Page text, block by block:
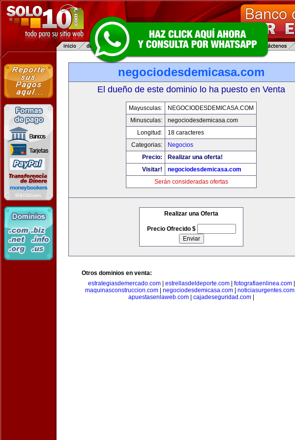
negociodesdemicasa.com
El dueño de este dominio lo ha puesto en Venta
Mayusculas:
NEGOCIODESDEMICASA.COM
Minusculas:
negociodesdemicasa.com
Longitud:
18 caracteres
Categorias:
Negocios
Precio:
Realizar una oferta!
Visitar!
negociodesdemicasa.com
Serán consideradas ofertas
Realizar una Oferta
Precio Ofrecido $
Otros dominios en venta:
estrategiasdemercado.com| estrellasdeldeporte.com| fotografiaenlinea.com|
maquinasconstruccion.com
negociodesdemicasa.com noticiasurgentes.com
apuestasenlaweb.com
cajadeseguridad.com